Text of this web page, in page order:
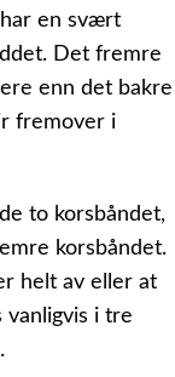
har en svært
Det fremre
enn det bakre
fremover i
to korsbåndet,
korsbåndet.
helt av eller at
vanligvis i tre